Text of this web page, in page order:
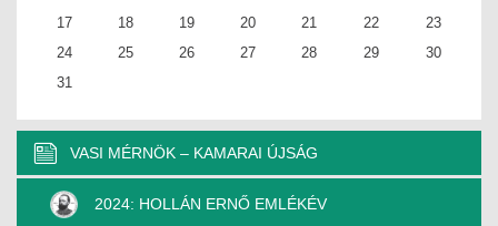
17
18 19 20 21 22
23
24
25 26 27 28 29
30
31
VASI MÉRNÖK – KAMARAI ÚJSÁG
2024: HOLLÁN ERNŐ EMLÉKÉV